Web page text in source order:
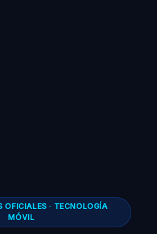
OFICIALES · TECNOLOGÍA
MÓVIL